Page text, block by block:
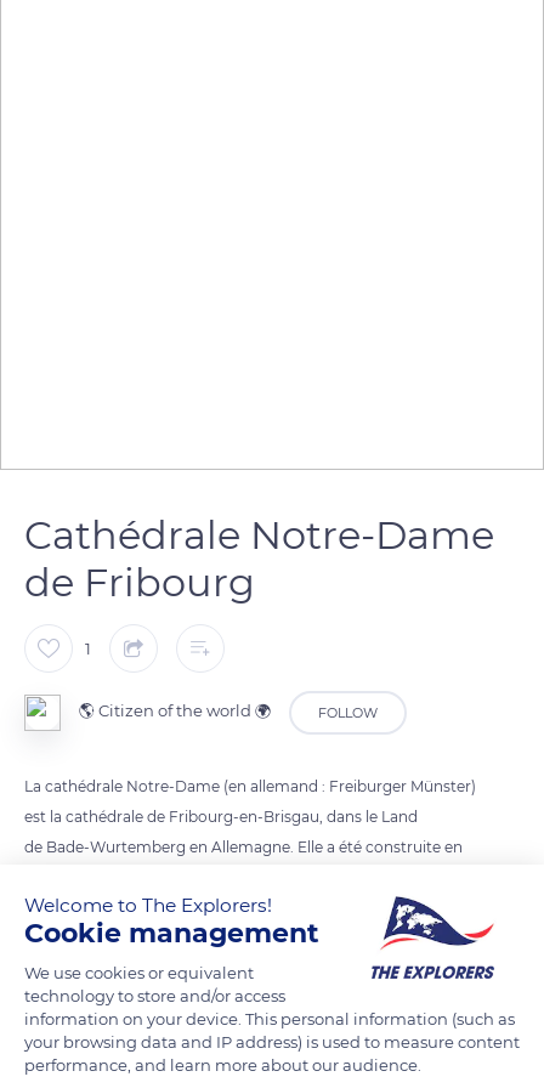
Cathédrale Notre-Dame
de Fribourg
1
🌎 Citizen of the world 🌍 FOLLOW
La cathédrale Notre-Dame (en allemand : Freiburger Münster)
est la cathédrale de Fribourg-en-Brisgau, dans le Land
de Bade-Wurtemberg en Allemagne. Elle a été construite en
Conrad de Zähringen, la seconde en 1210, et la troisième
en 1230. Il ne reste de la construction d'origine que les
fondations. L'église devint le siège de l'archidiocèse de
Fribourg-en-Brisgau en 1827.
READ MORE TRANSLATE
Welcome to The Explorers!
Cookie management
We use cookies or equivalent
technology to store and/or access
information on your device. This personal information (such as
your browsing data and IP address) is used to measure content
performance, and learn more about our audience.